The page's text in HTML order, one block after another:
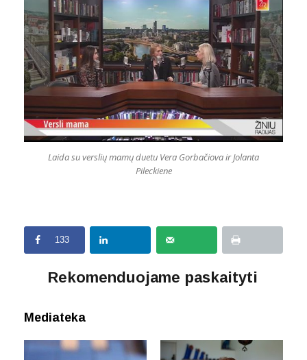
Laida su verslių mamų duetu Vera Gorbačiova ir Jolanta
Pileckiene
133
Rekomenduojame paskaityti
Mediateka